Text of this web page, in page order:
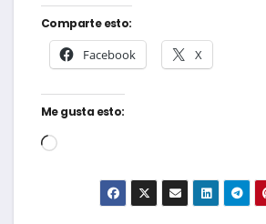
Comparte esto:
Facebook X
Me gusta esto:
Cargando...